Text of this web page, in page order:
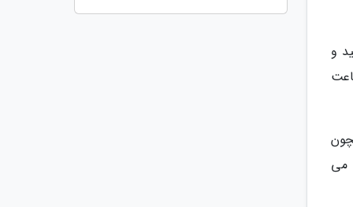
و
دارد و ساعت
می